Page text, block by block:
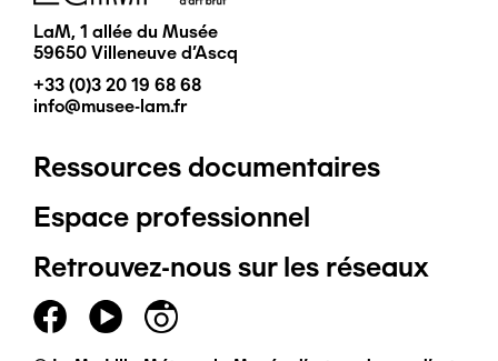
LaM, 1 allée du Musée
59650 Villeneuve d'Ascq
+33 (0)3 20 19 68 68
info@musee-lam.fr
Pied
de
page
principal
Ressources documentaires
Espace professionnel
Retrouvez-nous sur les réseaux